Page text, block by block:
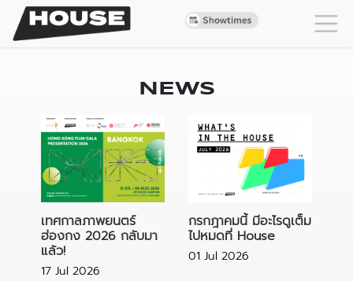
NEWS
เทศกาลภาพยนตร์
ฮ่องกง 2026 กลับมา
แล้ว!
17 Jul 2026
กรกฎาคมนี้ มีอะไรดูเต็ม
ไปหมดที่ House
01 Jul 2026